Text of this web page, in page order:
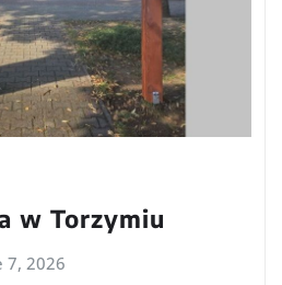
w Torzymiu
7, 2026